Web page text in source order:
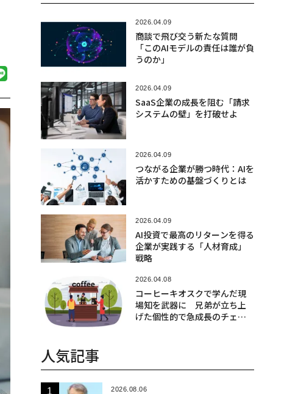
2026.04.09
商談で飛び交う新たな質問
「このAIモデルの責任は誰が負
うのか」
2026.04.09
SaaS企業の成長を阻む「請求
システムの壁」を打破せよ
2026.04.09
つながる企業が勝つ時代：AIを
活かすための基盤づくりとは
2026.04.09
AI投資で最高のリターンを得る
企業が実践する「人材育成」
戦略
2026.04.08
コーヒーキオスクで学んだ現
場知を武器に 兄弟が立ち上
げた個性的で急成長のチェー
人気記事
2026.08.06